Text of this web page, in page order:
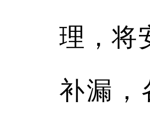
理，将
补漏，